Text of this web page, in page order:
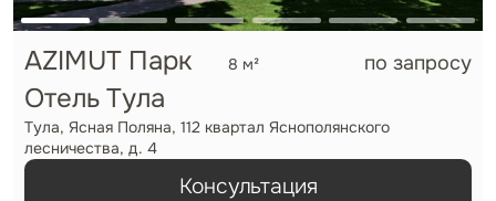
AZIMUT Парк
Отель Тула
8 м² по запросу
Тула, Ясная Поляна, 112 квартал Яснополянского
лесничества, д. 4
Консультация